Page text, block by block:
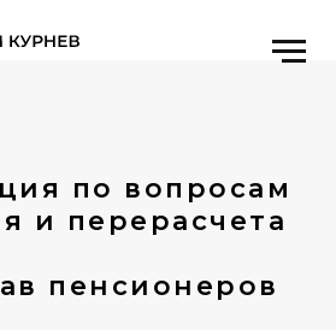
по вопросам
и перерасчета
пенсионеров